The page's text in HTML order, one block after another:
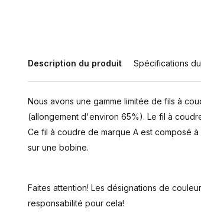
Description du produit Spécifications
Nous avons une gamme limitée de fils à
(allongement d'environ 65%). Le fil à
Ce fil à coudre de marque A est composé
sur une bobine.
Faites attention! Les désignations de
responsabilité pour cela!